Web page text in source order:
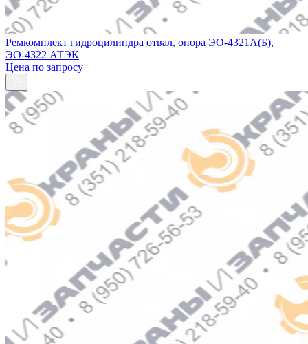
Ремкомплект гидроцилиндра отвал, опора ЭО-4321А(Б),
ЭО-4322 АТЭК
Цена по запросу